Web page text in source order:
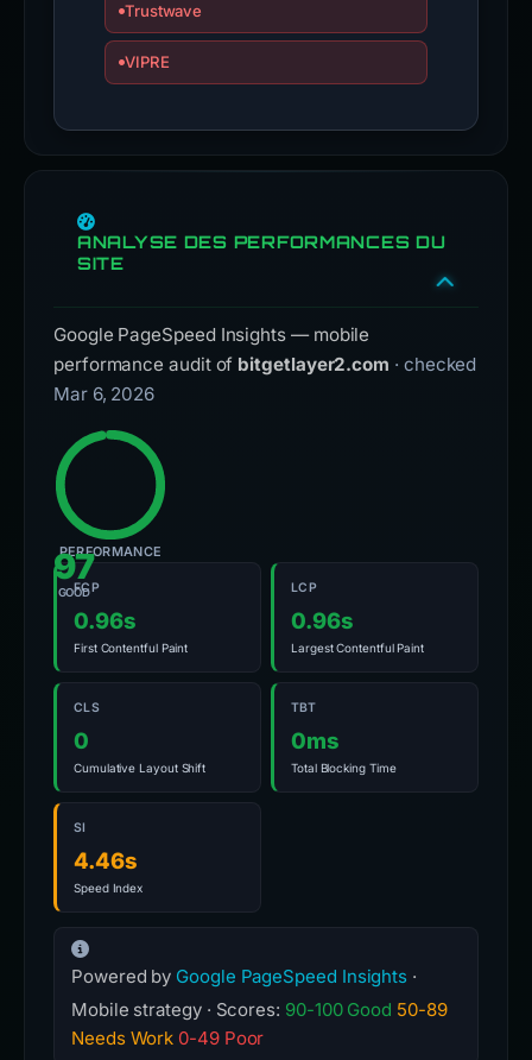
Trustwave
VIPRE
ANALYSE DES PERFORMANCES DU
SITE
Google PageSpeed Insights — mobile
performance audit of bitgetlayer2.com · checked
Mar 6, 2026
97
GOOD
PERFORMANCE
FCP
0.96s
First Contentful Paint
LCP
0.96s
Largest Contentful Paint
CLS
0
Cumulative Layout Shift
TBT
0ms
Total Blocking Time
SI
4.46s
Speed Index
Powered by Google PageSpeed Insights ·
Mobile strategy · Scores: 90-100 Good 50-89
Needs Work 0-49 Poor